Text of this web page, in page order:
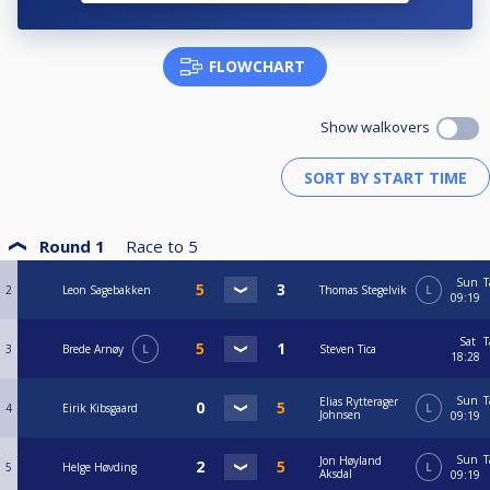
FLOWCHART
Show walkovers
Round 1 Race to 5
2 Leon Sagebakken Thomas Stegelvik L
Sun
09:19
3 Brede Arnøy L Steven Tica
Sat
18:28
4 Eirik Kibsgaard
Elias Rytterager
Johnsen
L
Sun
09:19
5 Helge Høvding
Jon Høyland
Aksdal
L
Sun
09:19